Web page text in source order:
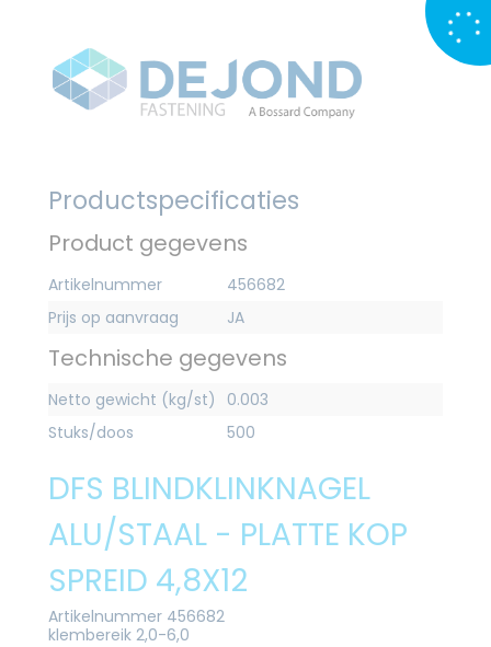
Productspecificaties
Product gegevens
Artikelnummer
456682
Prijs op aanvraag
JA
Technische gegevens
Netto gewicht (kg/st)
0.003
Stuks/doos
500
DFS BLINDKLINKNAGEL
ALU/STAAL - PLATTE KOP
SPREID 4,8X12
Artikelnummer 456682
klembereik 2,0-6,0